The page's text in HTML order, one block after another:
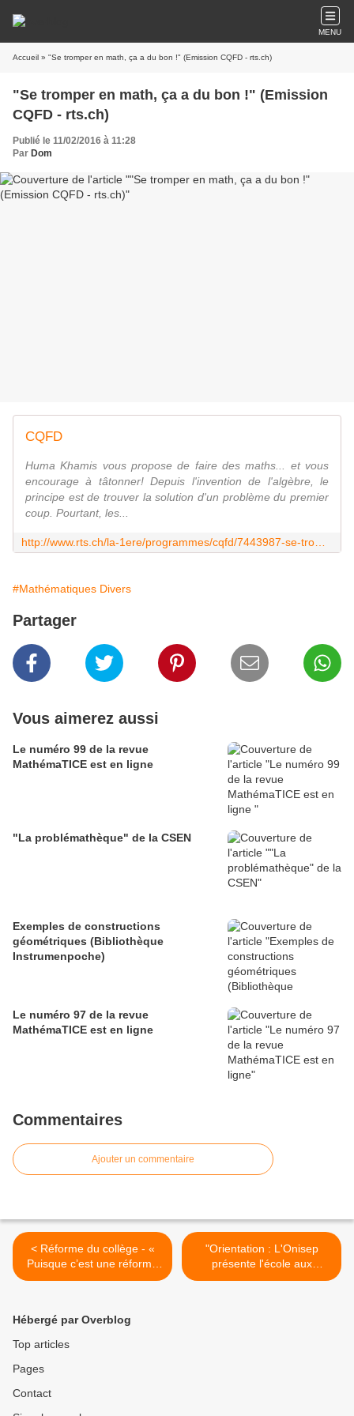
MENU
Accueil » "Se tromper en math, ça a du bon !" (Emission CQFD - rts.ch)
"Se tromper en math, ça a du bon !" (Emission
CQFD - rts.ch)
Publié le 11/02/2016 à 11:28
Par Dom
CQFD
Huma Khamis vous propose de faire des maths... et vous
encourage à tâtonner! Depuis l'invention de l'algèbre, le
principe est de trouver la solution d'un problème du premier
coup. Pourtant, les...
#Mathématiques Divers
Partager
Vous aimerez aussi
Le numéro 99 de la revue
MathémaTICE est en ligne
"La problémathèque" de la CSEN
Exemples de constructions
géométriques (Bibliothèque
Instrumenpoche)
Le numéro 97 de la revue
MathémaTICE est en ligne
Commentaires
Ajouter un commentaire
< Réforme du collège - «
Puisque c’est une réforme
avant tout pédagogique,
(cahiers-
pedagogiques.com)
"Orientation : L'Onisep
présente l'école aux
parents" (Café
Hébergé par Overblog
Top articles
Pages
Contact